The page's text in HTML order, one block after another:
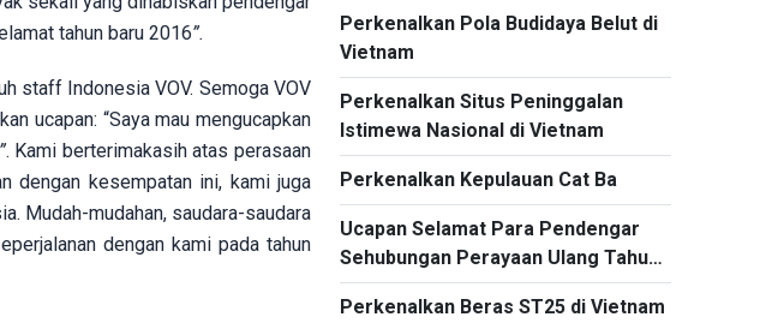
tahun baru 2016”.
staff Indonesia VOV. Semoga VOV
ucapan: “Saya mau mengucapkan
. Kami berterimakasih atas perasaan
dengan kesempatan ini, kami juga
Mudah-mudahan, saudara-saudara
dengan kami pada tahun
Program Siaran Bahasa Indonesia,
VOV5
Perkenalkan Pola Budidaya Belut di
Vietnam
Perkenalkan Situs Peninggalan
Istimewa Nasional di Vietnam
Perkenalkan Kepulauan Cat Ba
Ucapan Selamat Para Pendengar
Sehubungan Perayaan Ulang Tahun
ke-60 Program Siaran Bahasa
Indonesia
Perkenalkan Beras ST25 di Vietnam